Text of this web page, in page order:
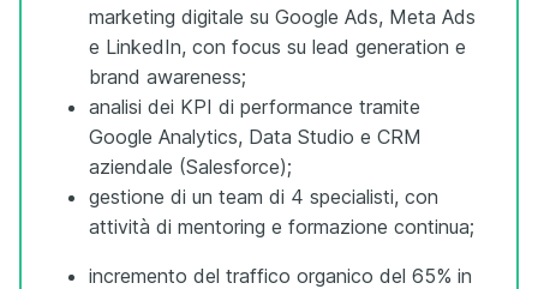
marketing digitale su Google Ads, Meta Ads
e LinkedIn, con focus su lead generation e
brand awareness;
analisi dei KPI di performance tramite
Google Analytics, Data Studio e CRM
aziendale (Salesforce);
gestione di un team di 4 specialisti, con
attività di mentoring e formazione continua;
incremento del traffico organico del 65% in